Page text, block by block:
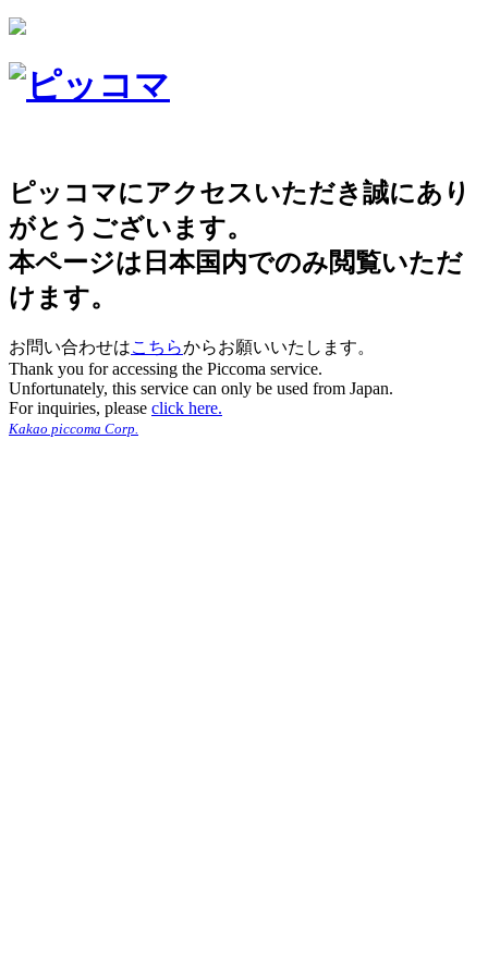
ピッコマにアクセスいただき誠にあり
がとうございます。
本ページは日本国内でのみ閲覧いただ
けます。
お問い合わせはこちらからお願いいたします。
Thank you for accessing the Piccoma service.
Unfortunately, this service can only be used from Japan.
For inquiries, please click here.
Kakao piccoma Corp.